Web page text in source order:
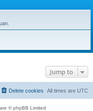
Jump to
All times are UTC
Delete cookies
© phpBB Limited